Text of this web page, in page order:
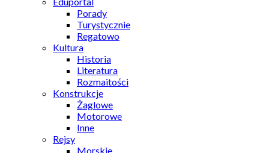
Porady
Turystycznie
Regatowo
Kultura
Historia
Literatura
Rozmaitości
Konstrukcje
Żaglowe
Motorowe
Inne
Rejsy
Morskie